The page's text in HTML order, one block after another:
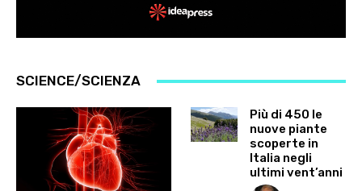
SCIENCE/SCIENZA
Più di 450 le
nuove piante
scoperte in
Italia negli
ultimi vent’anni